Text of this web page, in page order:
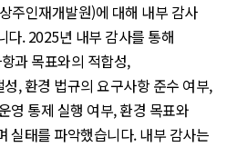
주인재개발원)에 대해 내부 감사
. 2025년 내부 감사를 통해
과 목표와의 적합성,
, 환경 법규의 요구사항 준수 여부,
영 통제 실행 여부, 환경 목표와
실태를 파악했습니다. 내부 감사는